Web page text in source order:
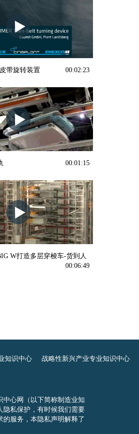
带旋转装置 00:02:23
00:01:15
W打造多层穿梭车-货到人
00:06:49
知识中心 战略性新兴产业专业知识中心
中心网（以下简称制造业知
隐私保护，有时候我们需要
服务，本隐私声明解释了